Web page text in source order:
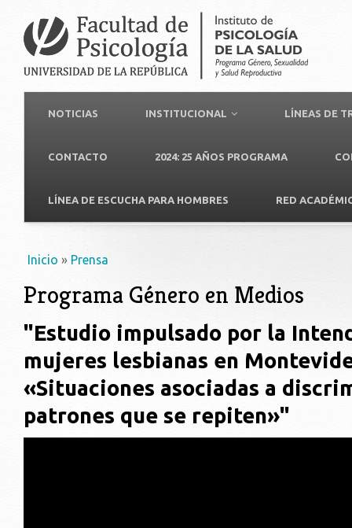
NOTICIAS INSTITUCIONAL LÍNEAS DE
CONTACTO 2024: 25 AÑOS PROGRAMA
LÍNEA DE ESCUCHA PARA HOMBRES RED
Usted está aquí
Inicio » Prensa
Programa Género en Medios
"Estudio impulsado por la
mujeres lesbianas en
«Situaciones asociadas a
patrones que se repiten»"